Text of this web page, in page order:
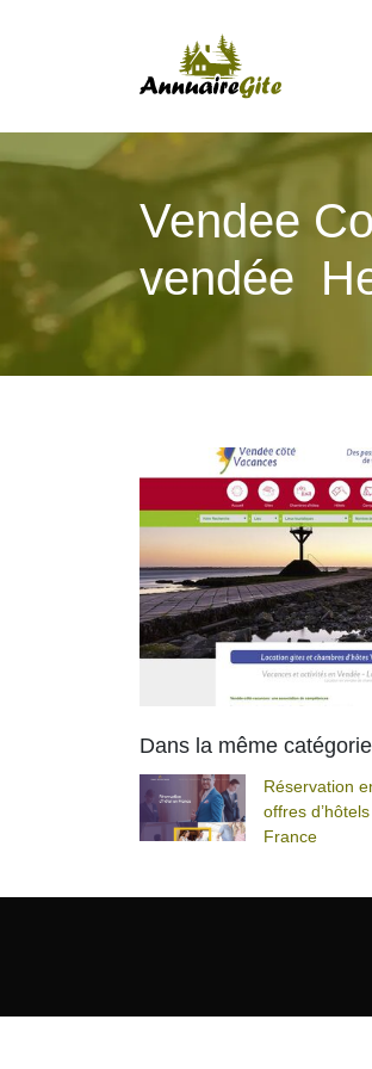
Vendee
vendée 
Dans la même catégorie
Réservation
offres
France